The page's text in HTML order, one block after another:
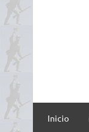
Inicio